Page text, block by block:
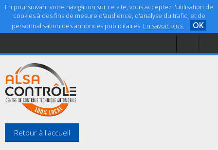
En poursuivant votre navigation sur ce site, vous acceptez l'utilisation de
cookies à des fins de mesure d'audience, d'analyse du trafic, et de
personnalisation des annonces publicitaires. En savoir plus. OK
Accueil
Aide
Mentions légales
Retour à l'accueil